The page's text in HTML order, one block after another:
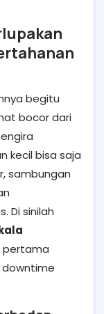
begitu
bocor dari
kecil bisa saja
sambungan
Di sinilah
pertama